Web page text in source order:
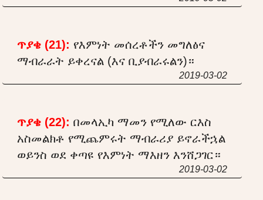
ጥያቄ (21): የእምነት መሰረቶችን መግለፅና
ማብራራት ይቀረናል (እና ቢያብራሩልን)።
2019-03-02
ጥያቄ (22): በመላኢካ ማመን የሚለው ርእስ
አስመልክቶ የሚጨምሩት ማብራሪያ ይኖራችኋል
ወይንስ ወደ ቀጣዩ የእምነት ማእዘን እንሸጋገር።
2019-03-02